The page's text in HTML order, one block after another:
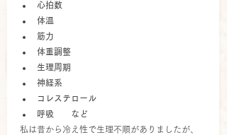
心拍数
体温
筋力
体重調整
生理周期
神経系
コレステロール
呼吸　　など
私は昔から冷え性で生理不順がありましたが、